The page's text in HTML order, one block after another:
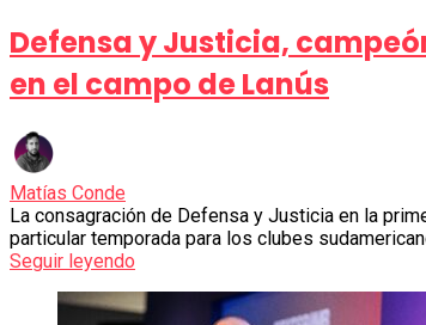
Defensa y Justicia,
en el campo de Lanús
Matías Conde
La consagración de Defensa y Justicia en la
particular temporada para los clubes
Seguir leyendo